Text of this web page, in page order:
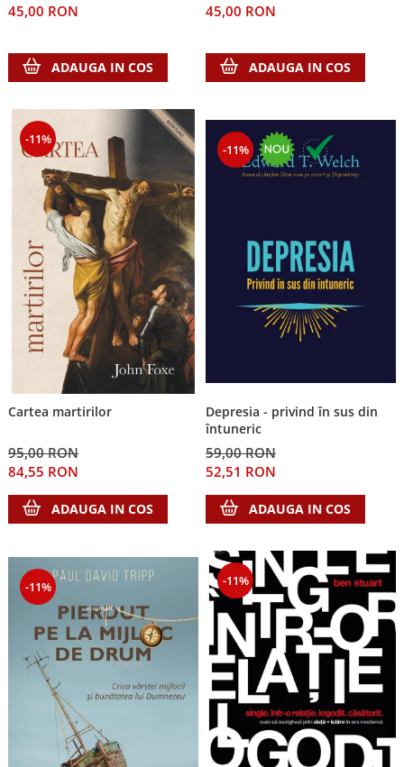
45,00 RON
ADAUGA IN COS
45,00 RON
ADAUGA IN COS
-11%
Cartea martirilor
95,00 RON
84,55 RON
ADAUGA IN COS
-11%
Depresia - privind în sus din
întuneric
59,00 RON
52,51 RON
ADAUGA IN COS
-11% -11%